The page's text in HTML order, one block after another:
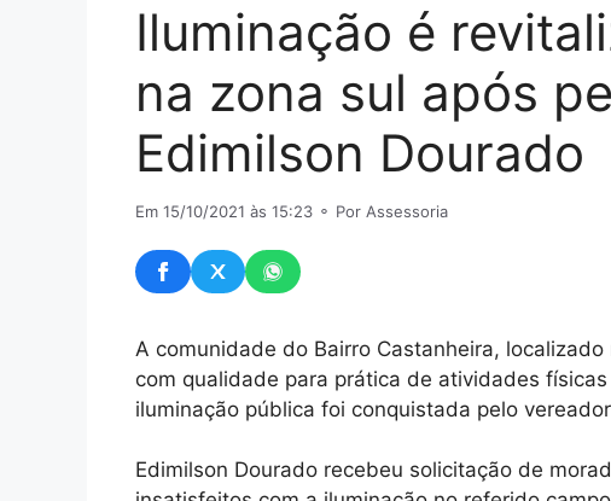
Iluminação é
na zona sul após
Edimilson Dourado
Em 15/10/2021 às 15:23 ⚬ Por Assessoria
A comunidade do Bairro Castanheira,
com qualidade para prática de atividades
iluminação pública foi conquistada pelo
Edimilson Dourado recebeu solicitação de